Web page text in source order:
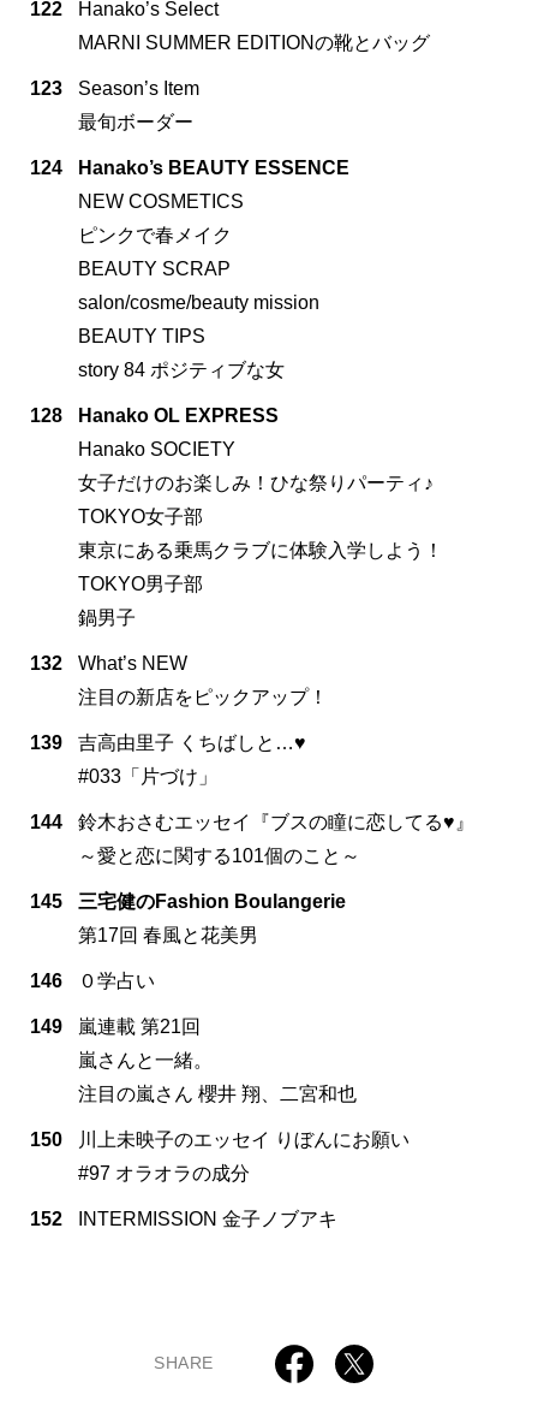
122
Hanako’s Select
MARNI SUMMER EDITIONの靴とバッグ
123
Season’s Item
最旬ボーダー
124
Hanako’s BEAUTY ESSENCE
NEW COSMETICS
ピンクで春メイク
BEAUTY SCRAP
salon/cosme/beauty mission
BEAUTY TIPS
story 84 ポジティブな女
128
Hanako OL EXPRESS
Hanako SOCIETY
女子だけのお楽しみ！ひな祭りパーティ♪
TOKYO女子部
東京にある乗馬クラブに体験入学しよう！
TOKYO男子部
鍋男子
132
What’s NEW
注目の新店をピックアップ！
139
吉高由里子 くちばしと…♥
#033「片づけ」
144
鈴木おさむエッセイ『ブスの瞳に恋してる♥』
～愛と恋に関する101個のこと～
145
三宅健のFashion Boulangerie
第17回 春風と花美男
146 ０学占い
149
嵐連載 第21回
嵐さんと一緒。
注目の嵐さん 櫻井 翔、二宮和也
150
川上未映子のエッセイ りぼんにお願い
#97 オラオラの成分
152 INTERMISSION 金子ノブアキ
SHARE